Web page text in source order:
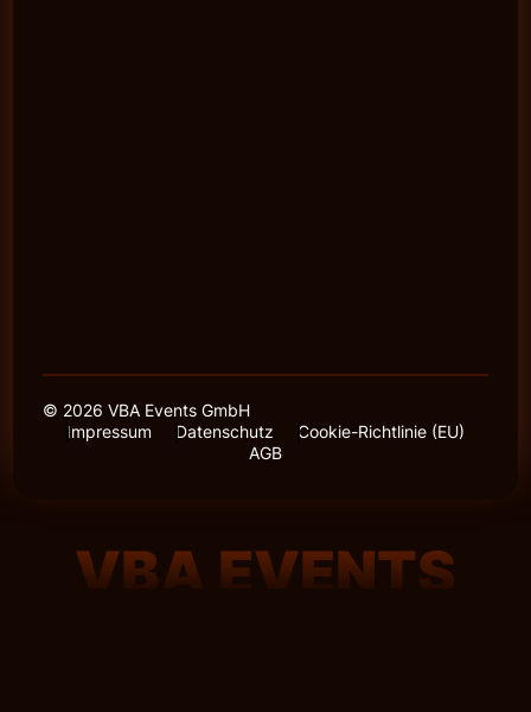
© 2026 VBA Events GmbH
Impressum
Datenschutz
Cookie-Richtlinie (EU)
AGB
VBA EVENTS